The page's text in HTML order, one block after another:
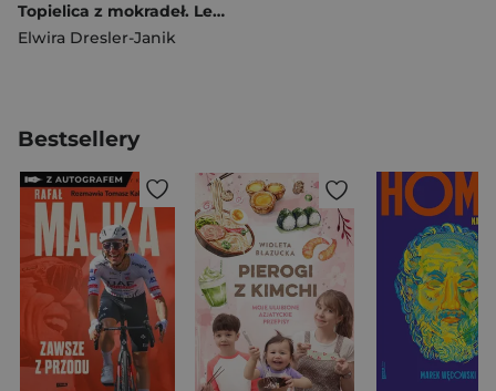
Topielica z mokradeł. Leszygród. Słowiańskie Światy. Tom 2 (ilustrowane brzegi)
Elwira Dresler-Janik
Bestsellery